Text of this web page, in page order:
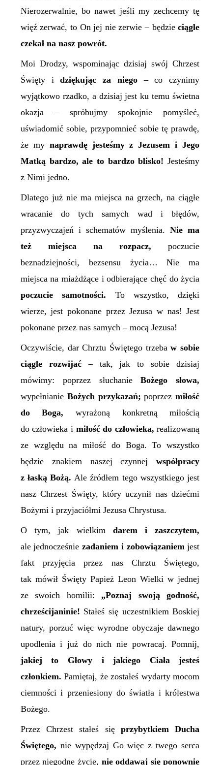
Nierozerwalnie, bo nawet jeśli my zechcemy tę
więź zerwać, to On jej nie zerwie – będzieciągle
czekał na nasz powrót.
Moi Drodzy, wspominając dzisiaj swój Chrzest
Święty idziękując za niego– co czynimy
wyjątkowo rzadko, a dzisiaj jest ku temu świetna
okazja – spróbujmy spokojnie pomyśleć,
uświadomić sobie, przypomnieć sobie tę prawdę,
że my naprawdę jesteśmy z Jezusem i Jego
Matką bardzo, ale to bardzo blisko! Jesteśmy
z Nimi jedno.
Dlatego już nie ma miejsca na grzech, na ciągłe
wracanie do tych samych wad i błędów,
przyzwyczajeń i schematów myślenia.Nie ma
też miejsca na rozpacz,poczucie
beznadziejności, bezsensu życia… Nie ma
miejsca na miażdżące i odbierające chęć do życia
poczucie samotności. To wszystko, dzięki
wierze, jest pokonane przez Jezusa w nas! Jest
pokonane przez nas samych – mocą Jezusa!
Oczywiście, dar Chrztu Świętego trzebaw sobie
ciągle rozwijać– tak, jak to sobie dzisiaj
mówimy: poprzez słuchanieBożego słowa,
wypełnianie Bożych przykazań; poprzezmiłość
do Boga, wyrażoną konkretną miłością
do człowieka i miłość do człowieka, realizowaną
ze względu na miłość do Boga. To wszystko
będzie znakiem naszej czynnejwspółpracy
z łaską Bożą. Ale źródłem tego wszystkiego jest
nasz Chrzest Święty, który uczynił nas dziećmi
Bożymi i przyjaciółmi Jezusa Chrystusa.
O tym, jak wielkim darem izaszczytem,
ale jednocześniezadaniem i zobowiązaniemjest
fakt przyjęcia przez nas Chrztu Świętego,
tak mówił Święty Papież Leon Wielki w jednej
ze swoich homilii: „Poznaj swoją godność,
chrześcijaninie! Stałeś się uczestnikiem Boskiej
natury, porzuć więc wyrodne obyczaje dawnego
upodlenia i już do nich nie powracaj. Pomnij,
jakiej to Głowy i jakiego Ciała jesteś
członkiem. Pamiętaj, że zostałeś wydarty mocom
ciemności i przeniesiony do światła i królestwa
Bożego.
Przez Chrzest stałeś się przybytkiem Ducha
Świętego, nie wypędzaj Go więc z twego serca
przez niegodne życie, nie oddawaj się ponownie